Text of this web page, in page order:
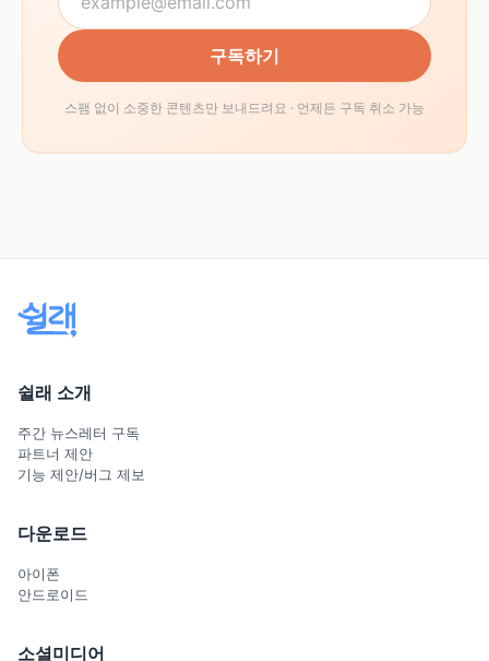
구독하기
스팸 없이 소중한 콘텐츠만 보내드려요 · 언제든 구독 취소 가능
쉴래 소개
주간 뉴스레터 구독
파트너 제안
기능 제안/버그 제보
다운로드
아이폰
안드로이드
소셜미디어